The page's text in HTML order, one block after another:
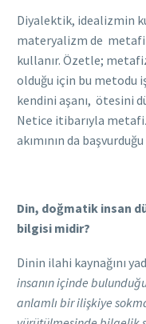
Diyalektik, idealizmin
materyalizm de
kullanır. Özetle;
olduğu için bu metodu
kendini aşanı, ötesini
Netice itibarıyla
akımının da
Din, doğmatik insan
bilgisi midir?
Dinin ilahi kaynağını
insanın içinde
anlamlı bir ilişkiye